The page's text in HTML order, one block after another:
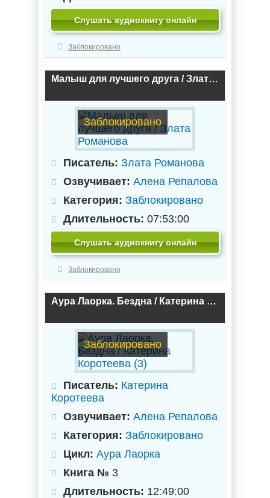
Слушать аудиокнигу онлайн
Заблокировано
Малыш для лучшего друга / Злата Романова
Заблокировано
Писатель: Злата Романова
Озвучивает: Алена Репалова
Категория: Заблокировано
Длительность: 07:53:00
Слушать аудиокнигу онлайн
Заблокировано
Аура Лаорка. Бездна / Катерина Коротеева (3)
Заблокировано
Писатель: Катерина
Коротеева
Озвучивает: Алена Репалова
Категория: Заблокировано
Цикл: Аура Лаорка
Книга № 3
Длительность: 12:49:00